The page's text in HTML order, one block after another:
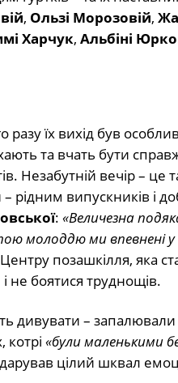
, Ользі Морозовій,
Харчук, Альбіні
їх вихід був
та вчать бути
Незабутній вечір – це
рідним випускників і
: «Величезна
молоддю ми впевнені
позашкілля, яка
не боятися труднощів.
дивувати –
«були маленькими
цілий шквал